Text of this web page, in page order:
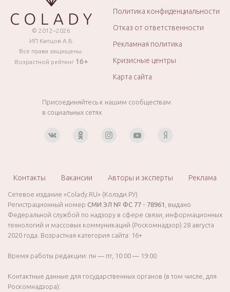
© 2012–2026
ИП Капцов А.Б.
Все права защищены.
Возрастной рейтинг 16+
Политика конфиденциальности
Отказ от ответственности
Рекламная политика
Кризисные центры
Карта сайта
Присоединяйтесь к нашим сообществам
в социальных сетях
Контакты Вакансии Авторы и эксперты Реклама
Сетевое издание «Colady.RU» (Колэди.РУ)
Регистрационный номер СМИ ЭЛ № ФС 77 - 78961
, выдано
Федеральной службой по надзору в сфере связи, информационных
технологий и массовых коммуникаций (Роскомнадзор) 28 августа
2020 года. Возрастная категория сайта: 16+
Время работы редакции: пн — пт, 10:00 — 19:00
Контактные данные для государственных органов (в том числе, для
Роскомнадзора):